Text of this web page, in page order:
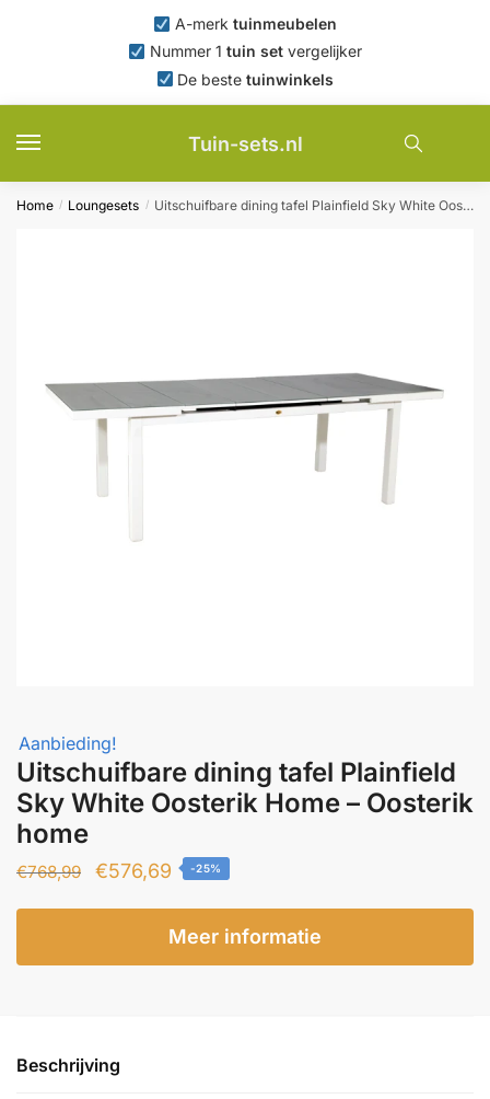
A-merk tuinmeubelen
Nummer 1 tuin set vergelijker
De bestetuinwinkels
Tuin-sets.nl
Home / Loungesets / Uitschuifbare dining tafel Plainfield Sky White Oosterik Home – Oosterik home
Aanbieding!
Uitschuifbare dining tafel Plainfield
Sky White Oosterik Home – Oosterik
home
€768,99
Oorspronkelijke
€768,99.
€576,69 Huidige
is:
€576,69.
-25%
Meer informatie
Beschrijving